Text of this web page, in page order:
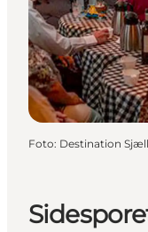
PRAKTISK
Foto: Destination